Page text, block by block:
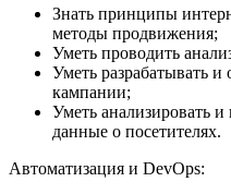
Знать принципы
методы продвижения;
Уметь проводить
Уметь разрабатывать
кампании;
Уметь анализировать
данные о посетителях.
Автоматизация и DevOps: